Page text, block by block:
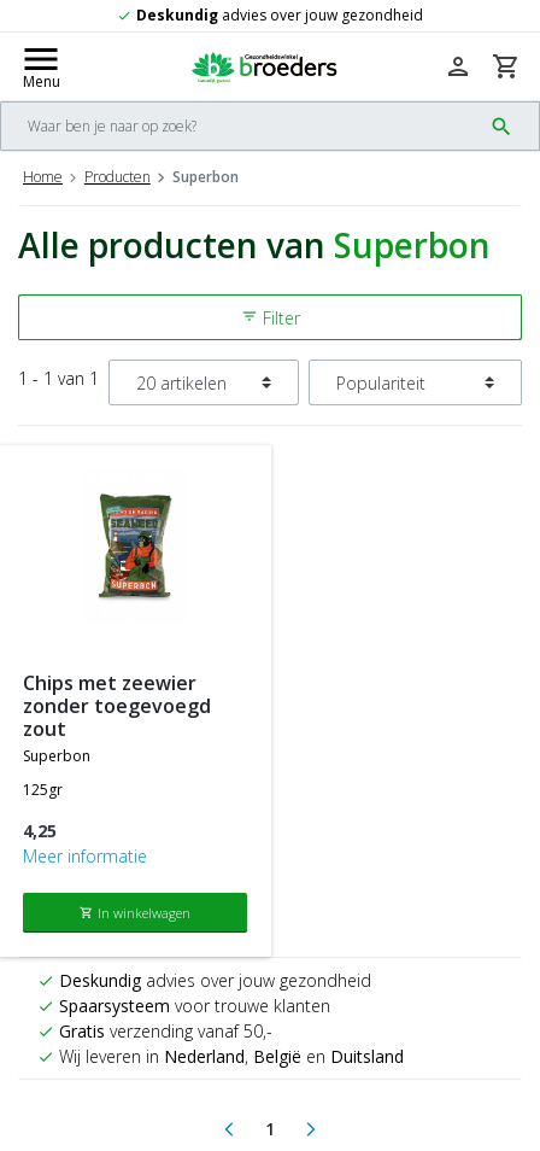
check Deskundig advies over jouw gezondheid
menu
Menu
search
person shopping_cart
Home Producten Superbon
Alle producten van Superbon
filter_list Filter
1 - 1 van 1
chips met zeewier
zonder toegevoegd
zout
superbon
125gr
4,25
Meer informatie
shopping_cart In winkelwagen
check Deskundigadvies over jouw gezondheid
check Spaarsysteem voor trouwe klanten
check Gratis verzending vanaf 50,-
check Wij leveren in Nederland, België en Duitsland
arrow_back_ios 1(current)
arrow_forward_ios